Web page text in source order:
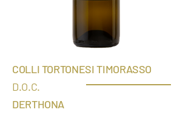
COLLI TORTONESI TIMORASSO
D.O.C.
DERTHONA